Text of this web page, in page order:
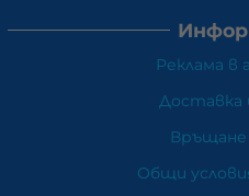
Реклама в
Доставка
Връщане
Общи